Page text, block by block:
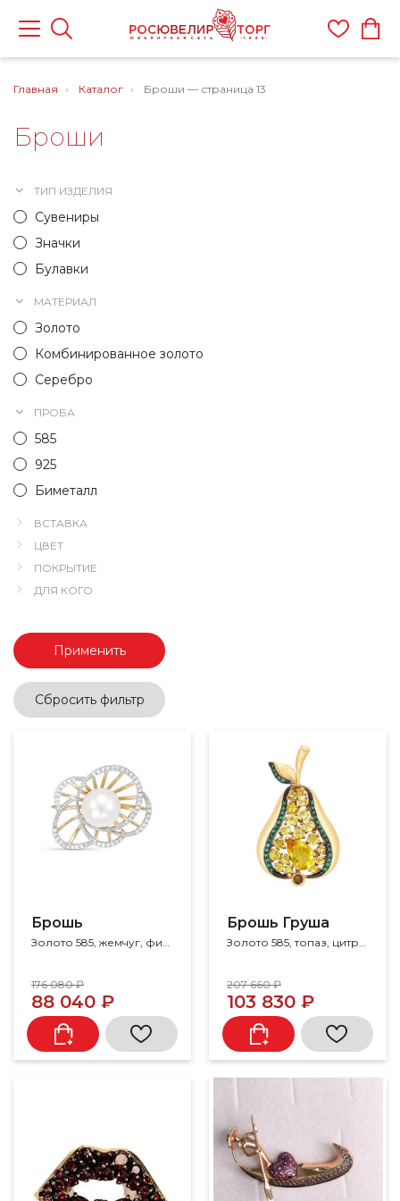
Главная Каталог Броши — страница 13
Броши
ТИП ИЗДЕЛИЯ
Сувениры
Значки
Булавки
МАТЕРИАЛ
Золото
Комбинированное золото
Серебро
ПРОБА
585
925
Биметалл
ВСТАВКА
ЦВЕТ
ПОКРЫТИЕ
ДЛЯ КОГО
Применить
Сбросить фильтр
Брошь
Золото 585, жемчуг, фианит
176 080 ₽
88 040 ₽
Брошь Груша
Золото 585, топаз, цитрин
207 660 ₽
103 830 ₽